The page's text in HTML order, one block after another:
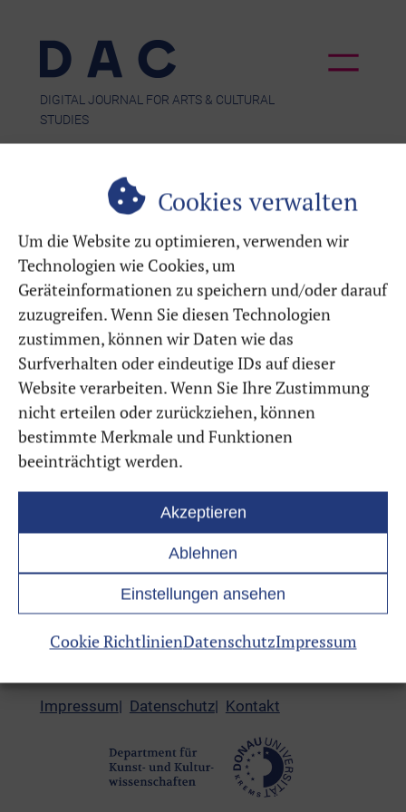
Cookies verwalten
Um die Website zu optimieren, verwenden wir
Technologien wie Cookies, um
Geräteinformationen zu speichern und/oder darauf
zuzugreifen. Wenn Sie diesen Technologien
zustimmen, können wir Daten wie das
Surfverhalten oder eindeutige IDs auf dieser
Website verarbeiten. Wenn Sie Ihre Zustimmung
nicht erteilen oder zurückziehen, können
bestimmte Merkmale und Funktionen
beeinträchtigt werden.
Akzeptieren
Ablehnen
Einstellungen ansehen
Cookie RichtlinienDatenschutzImpressum
Inhalt
DIGITAL JOURNAL FOR ARTS & CULTURAL
STUDIES
KULTURWISSENSCHAFTEN
Solving Educational
Escape Room Games
Impressum Datenschutz Kontakt